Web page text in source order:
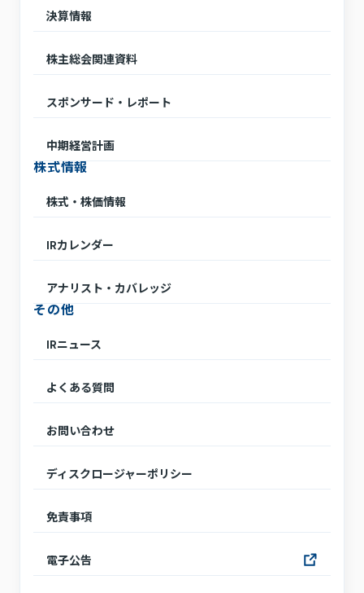
決算情報
株主総会関連資料
スポンサード・レポート
中期経営計画
株式情報
株式・株価情報
IRカレンダー
アナリスト・カバレッジ
その他
IRニュース
よくある質問
お問い合わせ
ディスクロージャーポリシー
免責事項
電子公告